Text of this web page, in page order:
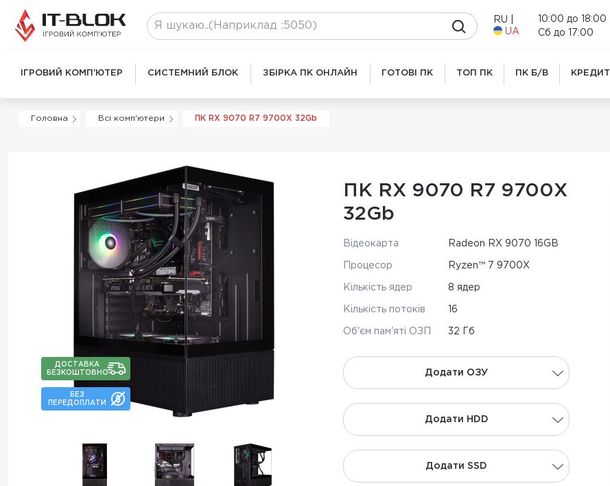
RU
UA
10:00 до 18:00
Сб до 17:00
ІГРОВИЙ КОМП’ЮТЕР СИСТЕМНИЙ БЛОК ЗБІРКА ПК ОНЛАЙН ГОТОВІ ПК ТОП ПК ПК Б/В КРЕДИТ
Головна Всі комп'ютери ПК RX 9070 R7 9700X 32Gb
ДОСТАВКА
БЕЗКОШТОВНО
БЕЗ
ПЕРЕДОПЛАТИ
ПК RX 9070 R7 9700X
32Gb
Відеокарта Radeon RX 9070 16GB
Процесор Ryzen™ 7 9700X
Кількість ядер 8 ядер
Кількість потоків 16
Об'єм пам'яті ОЗП 32 Гб
Додати ОЗУ
Додати НDD
Додати SSD